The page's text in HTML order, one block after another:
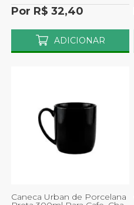
Por R$ 32,40
ADICIONAR
Caneca Urban de Porcelana